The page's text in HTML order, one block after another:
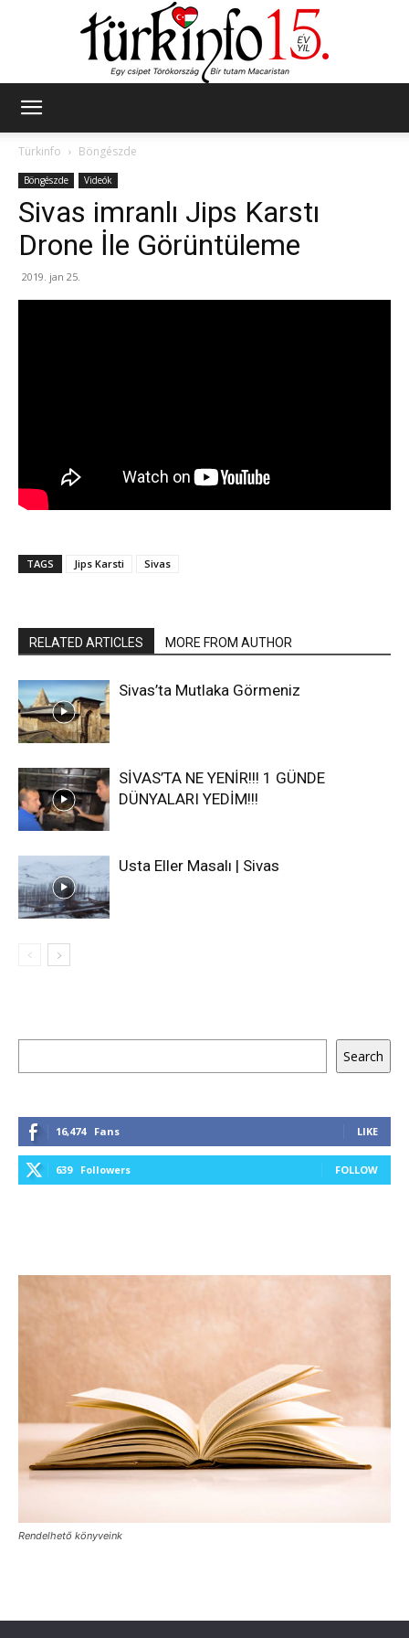
Türkinfo
Böngészde
Böngészde Videók
Sivas imranlı Jips Karstı
Drone İle Görüntüleme
2019. jan 25.
TAGS Jips Karsti Sivas
RELATED ARTICLES MORE FROM AUTHOR
Sivas’ta Mutlaka Görmeniz
SİVAS’TA NE YENİR!!! 1 GÜNDE
DÜNYALARI YEDİM!!!
Usta Eller Masalı | Sivas
Search
16,474 Fans LIKE
639 Followers FOLLOW
Rendelhető könyveink